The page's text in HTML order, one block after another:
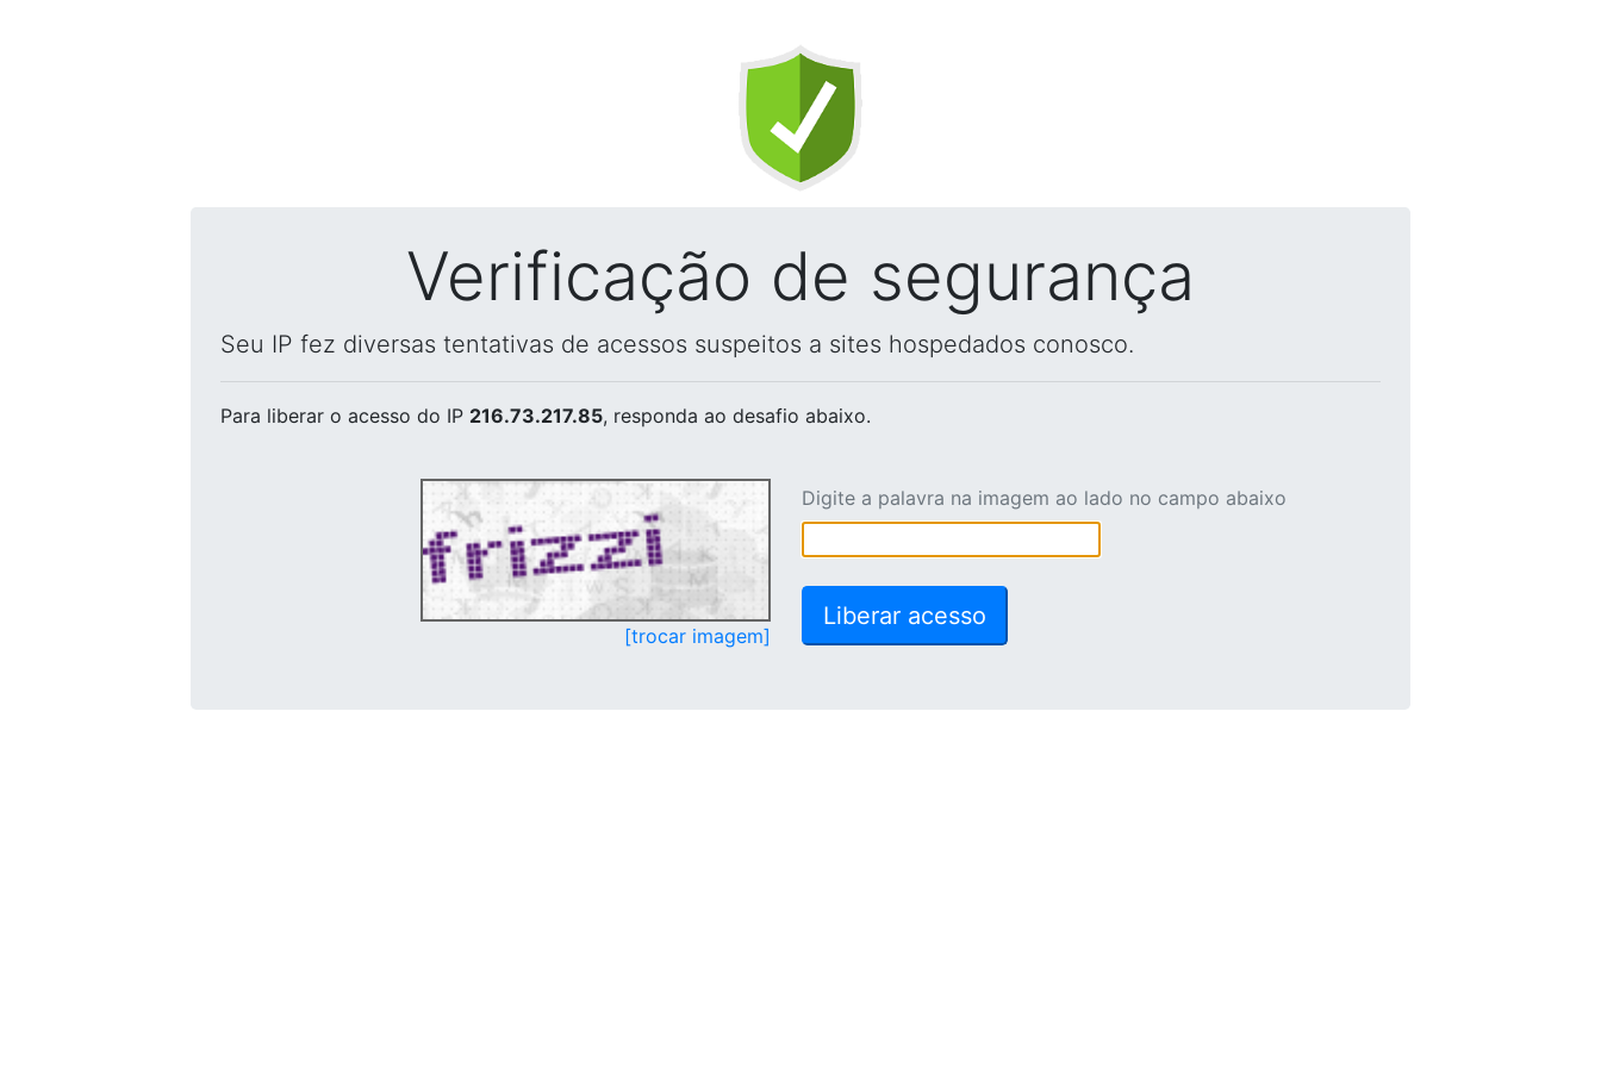
Verificação de segurança
Seu IP fez diversas tentativas de acessos suspeitos a sites hospedados conosco.
Para liberar o acesso do IP 216.73.217.85, responda ao desafio abaixo.
[trocar imagem]
Digite a palavra na imagem ao lado no campo abaixo